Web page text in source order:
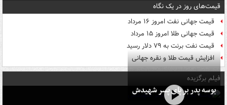
قیمت‌های روز در یک نگاه
قیمت جهانی نفت امروز ۱۶ مرداد
قیمت جهانی طلا امروز ۱۵ مرداد
قیمت نفت برنت به ۷۹ دلار رسید
افزایش قیمت طلا و نقره جهانی
فیلم برگزیده
بوسه‌ پدر بر پای پسر شهیدش